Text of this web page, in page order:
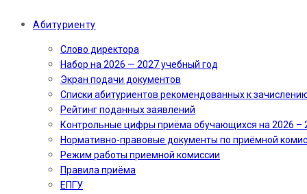
Абитуриенту
Слово директора
Набор на 2026 — 2027 учебный год
Экран подачи документов
Cписки абитуриентов рекомендованных к
Рейтинг поданных заявлений
Контрольные цифры приёма обучающихся на 2026 –
Нормативно-правовые документы по приёмной
Режим работы приемной комиссии
Правила приёма
ЕПГУ